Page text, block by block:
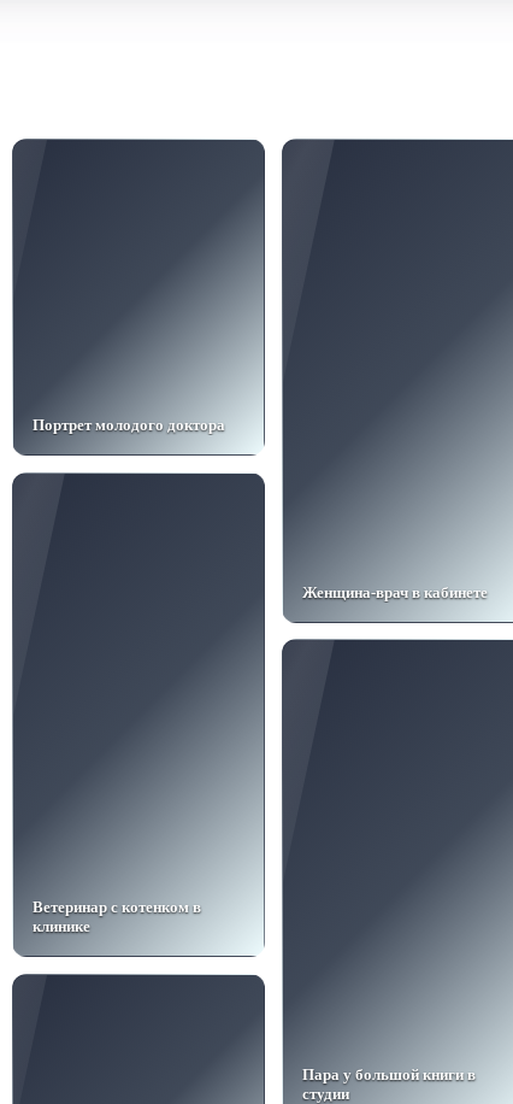
Портрет молодого доктора
Женщина-врач в кабинете
Ветеринар с котенком в
клинике
Пара у большой книги в
студии